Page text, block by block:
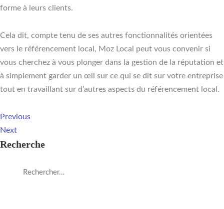
forme à leurs clients.
Cela dit, compte tenu de ses autres fonctionnalités orientées
vers le référencement local, Moz Local peut vous convenir si
vous cherchez à vous plonger dans la gestion de la réputation et
à simplement garder un œil sur ce qui se dit sur votre entreprise
tout en travaillant sur d’autres aspects du référencement local.
Previous
Next
Recherche